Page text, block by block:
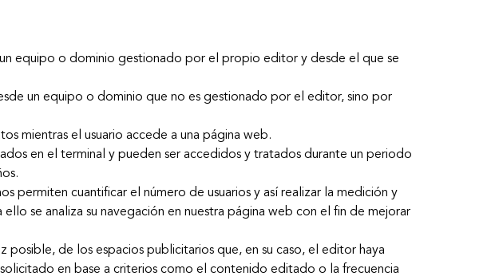
equipo o dominio gestionado por el propio editor y desde el que se
un equipo o dominio que no es gestionado por el editor, sino por
mientras el usuario accede a una página web.
en el terminal y pueden ser accedidos y tratados durante un periodo
permiten cuantificar el número de usuarios y así realizar la medición y
se analiza su navegación en nuestra página web con el fin de mejorar
posible, de los espacios publicitarios que, en su caso, el editor haya
en base a criterios como el contenido editado o la frecuencia